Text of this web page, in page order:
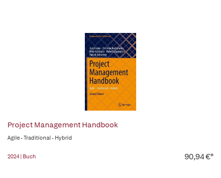
Project Management Handbook
Agile - Traditional - Hybrid
2024 | Buch 90,94 €*